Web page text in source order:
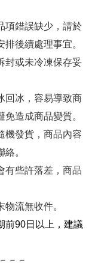
項錯誤缺少，請於
後續處理事宜。
封或未冷凍保存妥
回冰，容易導致商
造成商品變質。
機發貨，商品內容
。
有些許落差，商品
流無收件。
前90日以上，建議
－－